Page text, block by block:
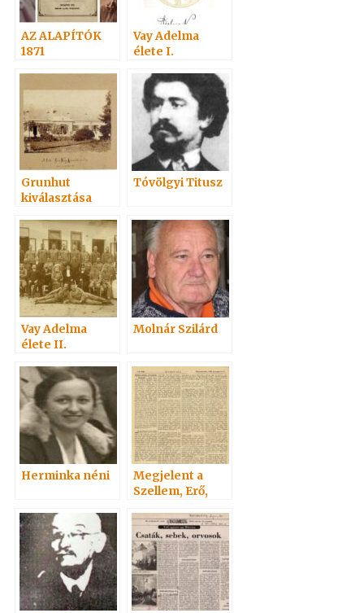
AZ ALAPÍTÓK
1871
Vay Adelma
élete I.
Grunhut
kiválasztása
Tóvölgyi Titusz
Vay Adelma
élete II.
Molnár Szilárd
Herminka néni
Megjelent a
Szellem, Erő,